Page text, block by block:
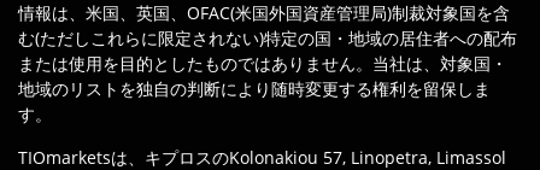
情報は、米国、英国、OFAC(米国外国資産管理局)制裁対象国を含
む(ただしこれらに限定されない)特定の国・地域の居住者への配布
または使用を目的としたものではありません。当社は、対象国・
地域のリストを独自の判断により随時変更する権利を留保しま
す。
TIOmarketsは、キプロスのKolonakiou 57, Linopetra, Limassol